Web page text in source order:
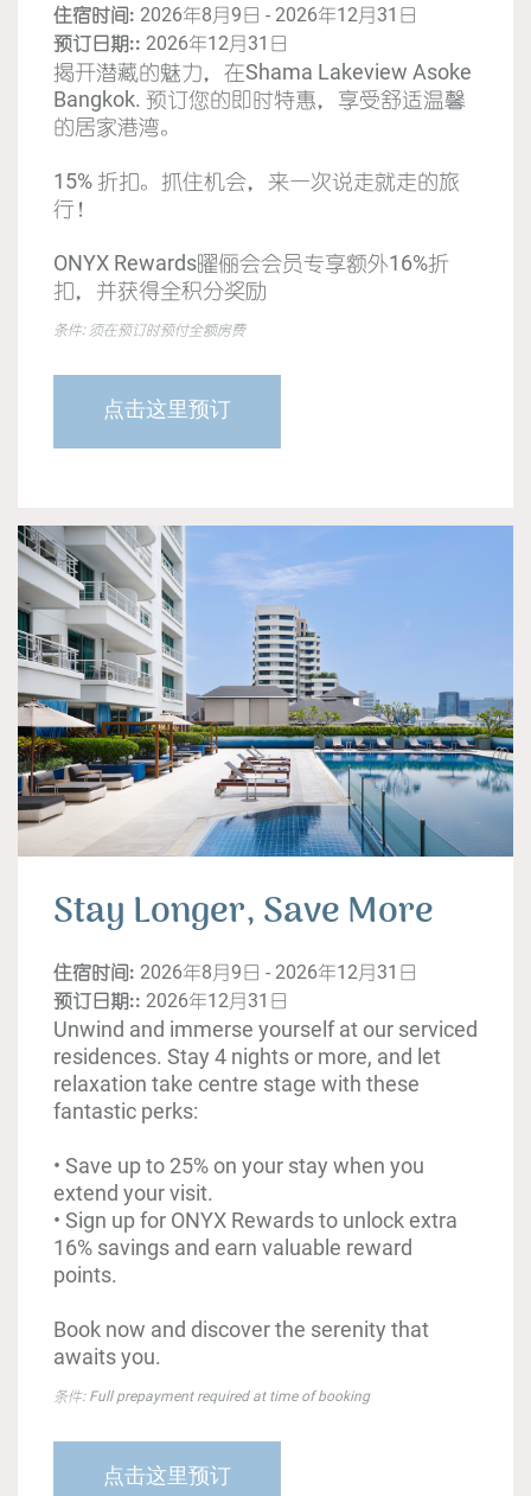
住宿时间: 2026年8月9日 - 2026年12月31日
预订日期:: 2026年12月31日
揭开潜藏的魅力，在Shama Lakeview Asoke
Bangkok. 预订您的即时特惠，享受舒适温馨
的居家港湾。
15% 折扣。抓住机会，来一次说走就走的旅
行！
ONYX Rewards曜俪会会员专享额外16%折
扣，并获得全积分奖励
条件: 须在预订时预付全额房费
点击这里预订
Stay Longer, Save More
住宿时间: 2026年8月9日 - 2026年12月31日
预订日期:: 2026年12月31日
Unwind and immerse yourself at our serviced
residences. Stay 4 nights or more, and let
relaxation take centre stage with these
fantastic perks:
•​ Save up to 25% on your stay when you
extend your visit.
•​ Sign up for ONYX Rewards to unlock extra
16% savings and earn valuable reward
points.
Book now and discover the serenity that
awaits you.
条件: Full prepayment required at time of booking
点击这里预订